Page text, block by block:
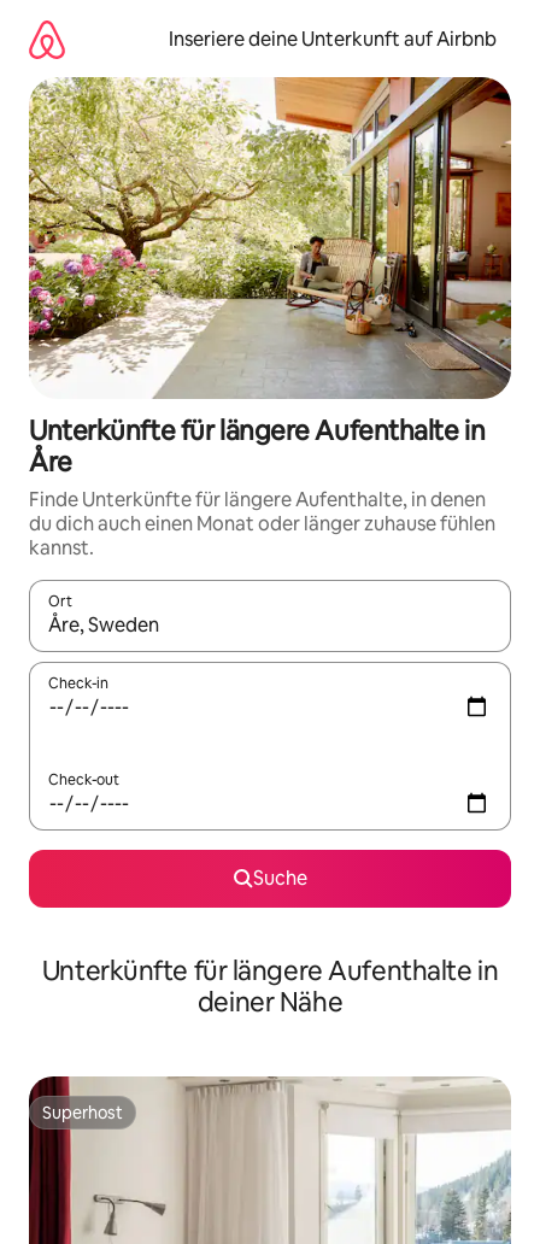
Inhalten
springen
Inseriere deine Unterkunft auf Airbnb
Unterkünfte für längere Aufenthalte in
Åre
Finde Unterkünfte für längere Aufenthalte, in denen
du dich auch einen Monat oder länger zuhause fühlen
kannst.
Ort
Wenn Ergebnisse verfügbar sind, navigiere mit den
Check-in
Check-out
Suche
Unterkünfte für längere Aufenthalte in
deiner Nähe
Superhost
Superhost